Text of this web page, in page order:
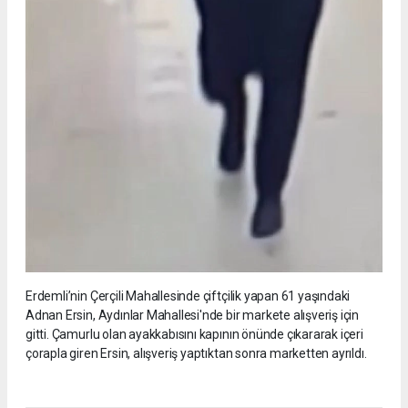
Erdemli’nin Çerçili Mahallesinde çiftçilik yapan 61 yaşındaki
Adnan Ersin, Aydınlar Mahallesi'nde bir markete alışveriş için
gitti. Çamurlu olan ayakkabısını kapının önünde çıkararak içeri
çorapla giren Ersin, alışveriş yaptıktan sonra marketten ayrıldı.